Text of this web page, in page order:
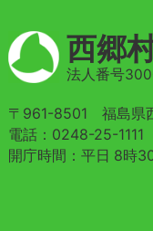
西郷
法人番号
〒961-8501 福島県
電話：0248-25-
開庁時間：平日 8時